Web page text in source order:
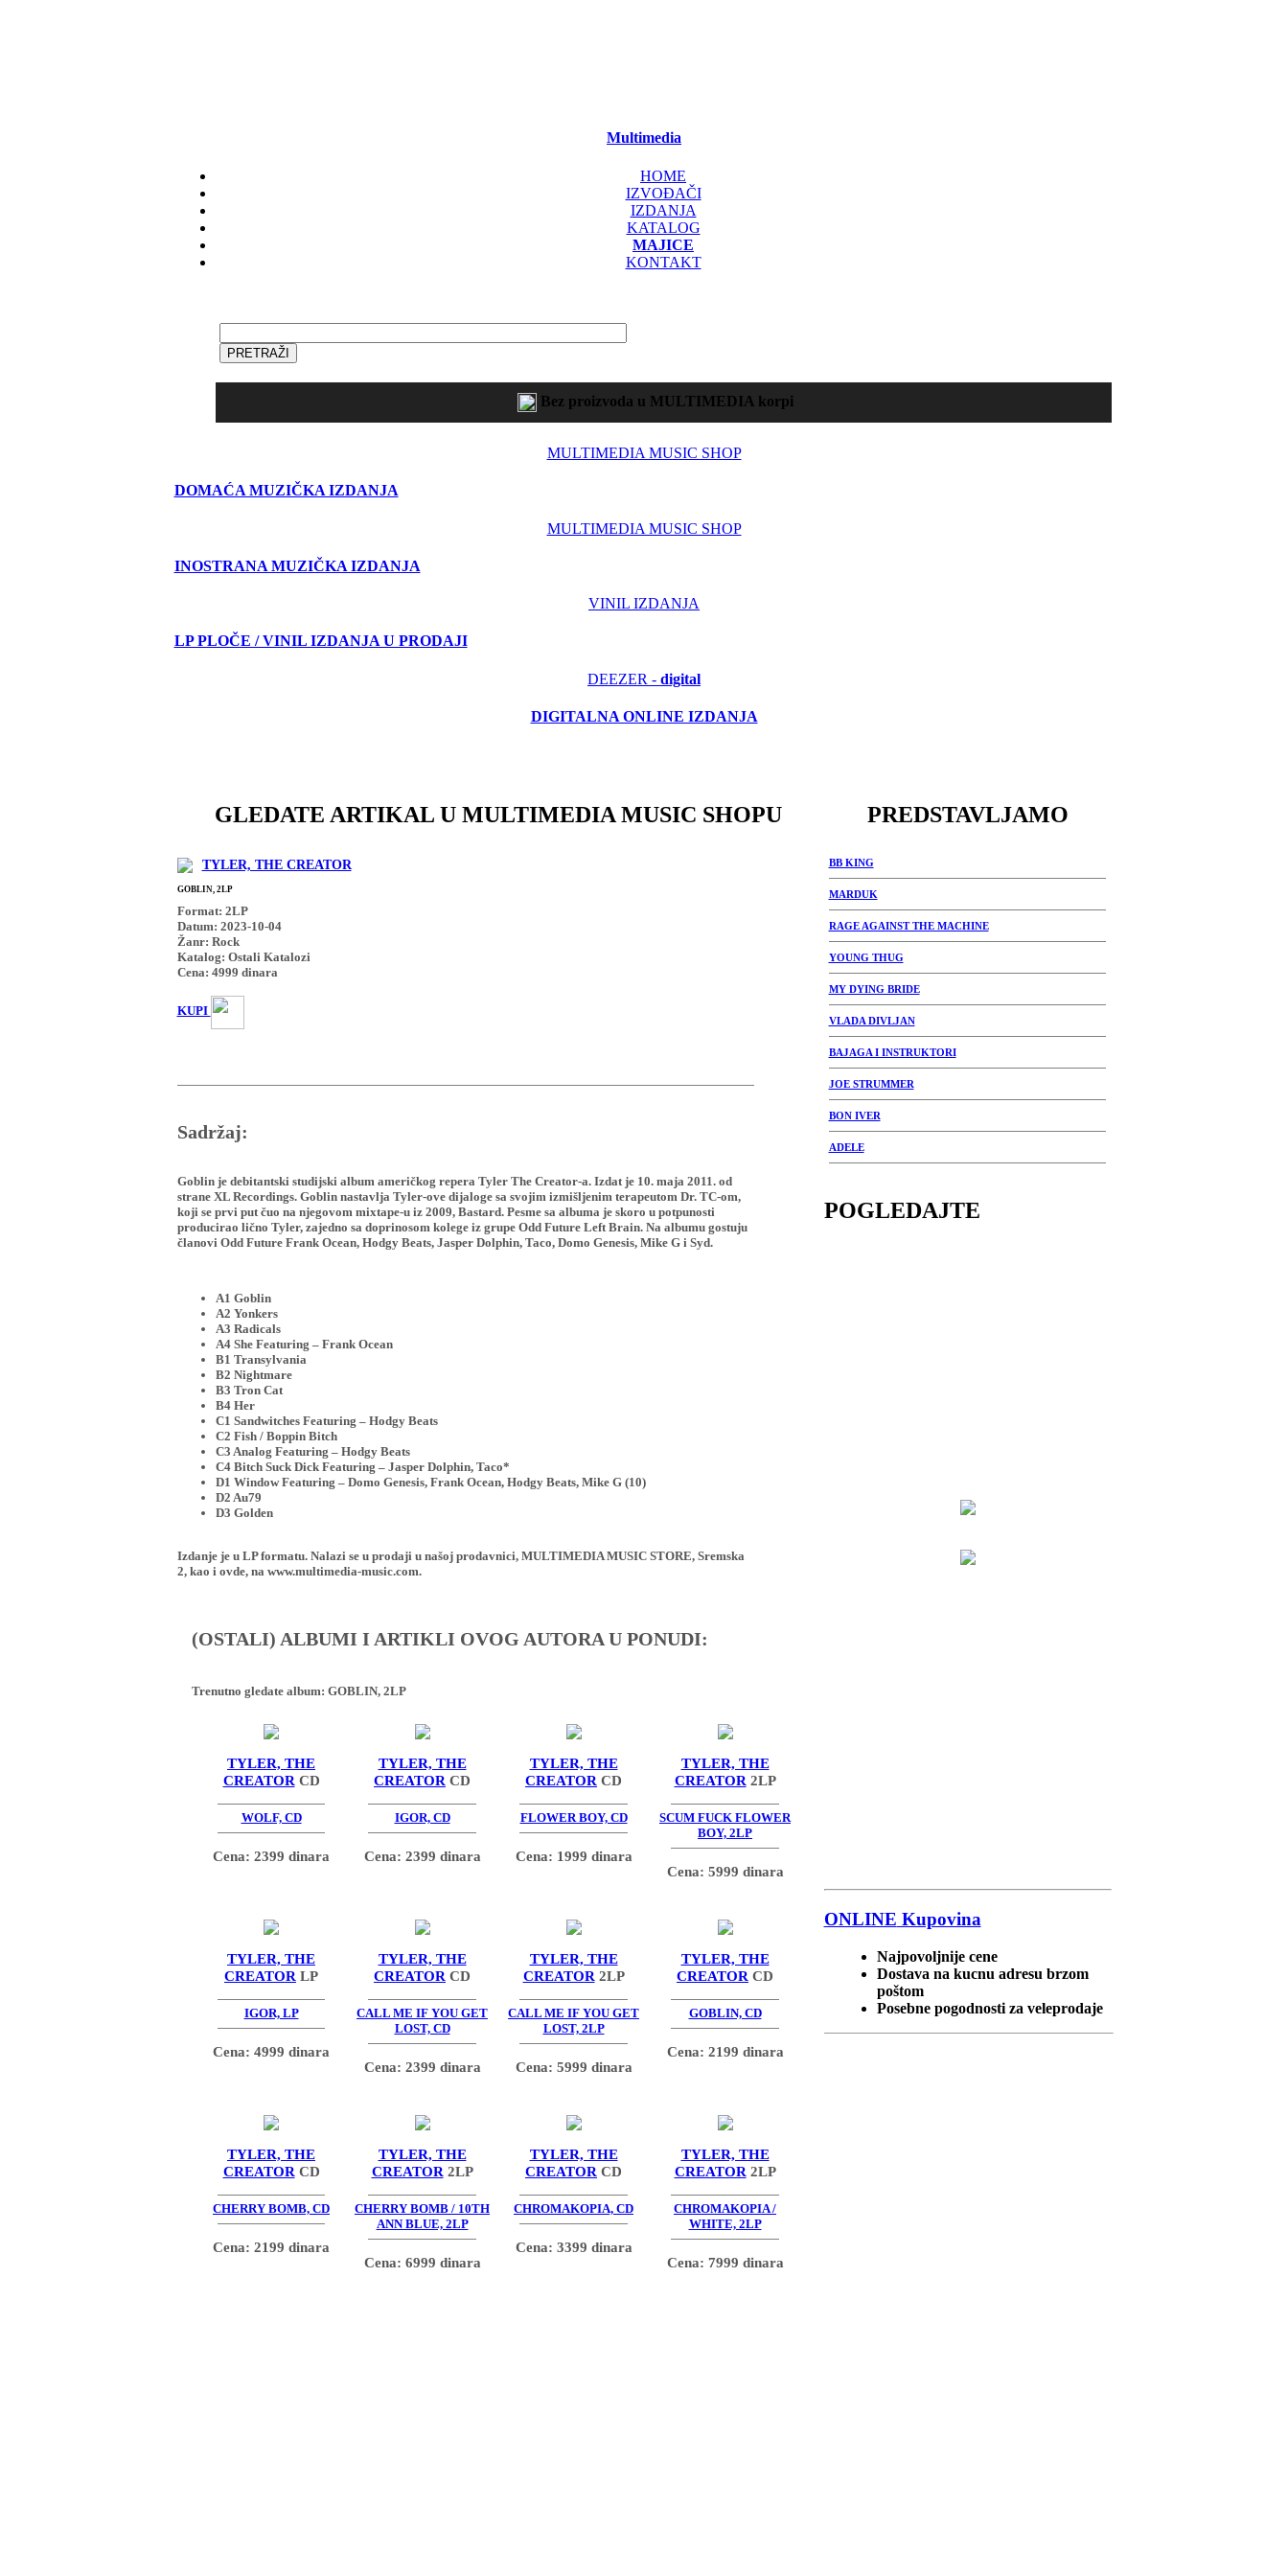
Multimedia
HOME
IZVOĐAČI
IZDANJA
KATALOG
MAJICE
KONTAKT
Bez proizvoda u MULTIMEDIA korpi
MULTIMEDIA MUSIC SHOP
DOMAĆA MUZIČKA IZDANJA
MULTIMEDIA MUSIC SHOP
INOSTRANA MUZIČKA IZDANJA
VINIL IZDANJA
LP PLOČE / VINIL IZDANJA U PRODAJI
DEEZER - digital
DIGITALNA ONLINE IZDANJA
GLEDATE ARTIKAL U MULTIMEDIA MUSIC SHOPU
TYLER, THE CREATOR
GOBLIN, 2LP
Format: 2LP
Datum: 2023-10-04
Žanr: Rock
Katalog: Ostali Katalozi
Cena: 4999 dinara
KUPI
Sadržaj:
Goblin je debitantski studijski album američkog repera Tyler The Creator-a. Izdat je 10. maja 2011. od
strane XL Recordings. Goblin nastavlja Tyler-ove dijaloge sa svojim izmišljenim terapeutom Dr. TC-om,
koji se prvi put čuo na njegovom mixtape-u iz 2009, Bastard. Pesme sa albuma je skoro u potpunosti
producirao lično Tyler, zajedno sa doprinosom kolege iz grupe Odd Future Left Brain. Na albumu gostuju
članovi Odd Future Frank Ocean, Hodgy Beats, Jasper Dolphin, Taco, Domo Genesis, Mike G i Syd.
A1 Goblin
A2 Yonkers
A3 Radicals
A4 She Featuring – Frank Ocean
B1 Transylvania
B2 Nightmare
B3 Tron Cat
B4 Her
C1 Sandwitches Featuring – Hodgy Beats
C2 Fish / Boppin Bitch
C3 Analog Featuring – Hodgy Beats
C4 Bitch Suck Dick Featuring – Jasper Dolphin, Taco*
D1 Window Featuring – Domo Genesis, Frank Ocean, Hodgy Beats, Mike G (10)
D2 Au79
D3 Golden
Izdanje je u LP formatu. Nalazi se u prodaji u našoj prodavnici, MULTIMEDIA MUSIC STORE, Sremska
2, kao i ovde, na www.multimedia-music.com.
(OSTALI) ALBUMI I ARTIKLI OVOG AUTORA U PONUDI:
Trenutno gledate album: GOBLIN, 2LP
TYLER, THE
CREATOR CD
WOLF, CD
Cena: 2399 dinara
TYLER, THE
CREATOR CD
IGOR, CD
Cena: 2399 dinara
TYLER, THE
CREATOR CD
FLOWER BOY, CD
Cena: 1999 dinara
TYLER, THE
CREATOR 2LP
SCUM FUCK FLOWER
BOY, 2LP
Cena: 5999 dinara
TYLER, THE
CREATOR LP
IGOR, LP
Cena: 4999 dinara
TYLER, THE
CREATOR CD
CALL ME IF YOU GET
LOST, CD
Cena: 2399 dinara
TYLER, THE
CREATOR 2LP
CALL ME IF YOU GET
LOST, 2LP
Cena: 5999 dinara
TYLER, THE
CREATOR CD
GOBLIN, CD
Cena: 2199 dinara
TYLER, THE
CREATOR CD
CHERRY BOMB, CD
Cena: 2199 dinara
TYLER, THE
CREATOR 2LP
CHERRY BOMB / 10TH
ANN BLUE, 2LP
Cena: 6999 dinara
TYLER, THE
CREATOR CD
CHROMAKOPIA, CD
Cena: 3399 dinara
TYLER, THE
CREATOR 2LP
CHROMAKOPIA /
WHITE, 2LP
Cena: 7999 dinara
PREDSTAVLJAMO
BB KING
MARDUK
RAGE AGAINST THE MACHINE
YOUNG THUG
MY DYING BRIDE
VLADA DIVLJAN
BAJAGA I INSTRUKTORI
JOE STRUMMER
BON IVER
ADELE
POGLEDAJTE
ONLINE Kupovina
Najpovoljnije cene
Dostava na kucnu adresu brzom
poštom
Posebne pogodnosti za veleprodaje